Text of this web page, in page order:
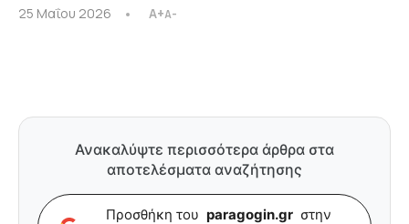
25 Μαΐου 2026 A+A-
Ανακαλύψτε περισσότερα άρθρα στα
αποτελέσματα αναζήτησης
Προσθήκη του paragogin.gr στην